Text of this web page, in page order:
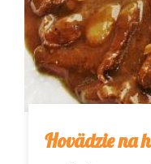
Hovädzie na